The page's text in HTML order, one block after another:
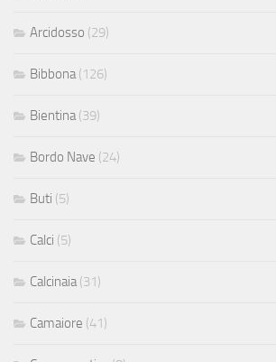
Arcidosso (29)
Bibbona (126)
Bientina (39)
Bordo Nave (24)
Buti (5)
Calci (5)
Calcinaia (31)
Camaiore (41)